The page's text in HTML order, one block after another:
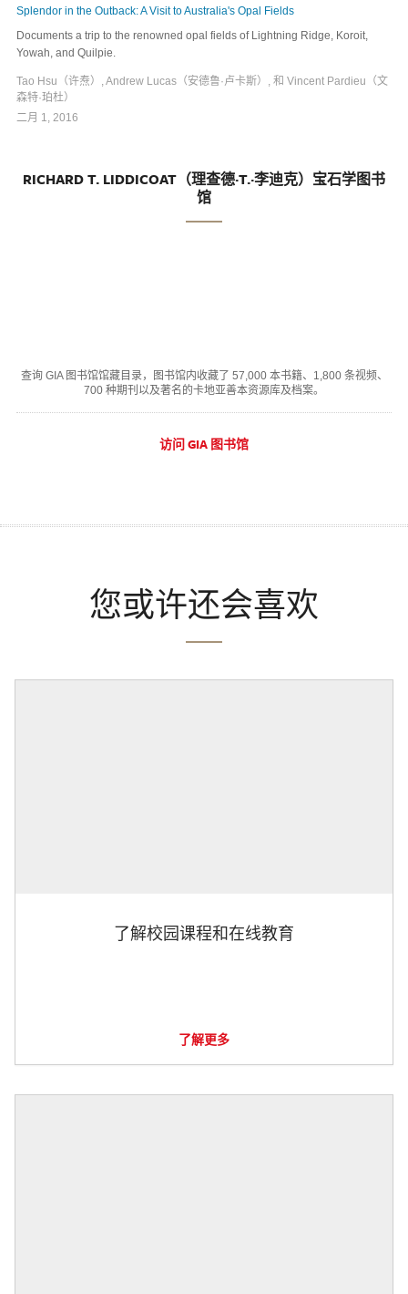
Splendor in the Outback: A Visit to Australia's Opal Fields
Documents a trip to the renowned opal fields of Lightning Ridge, Koroit,
Yowah, and Quilpie.
Tao Hsu（许焘）, Andrew Lucas（安德鲁·卢卡斯）, 和 Vincent Pardieu（文
森特·珀杜）
二月 1, 2016
RICHARD T. LIDDICOAT（理查德·T.·李迪克）宝石学图书
馆
查询 GIA 图书馆馆藏目录，图书馆内收藏了 57,000 本书籍、1,800 条视频、
700 种期刊以及著名的卡地亚善本资源库及档案。
访问 GIA 图书馆
您或许还会喜欢
了解校园课程和在线教育
了解更多